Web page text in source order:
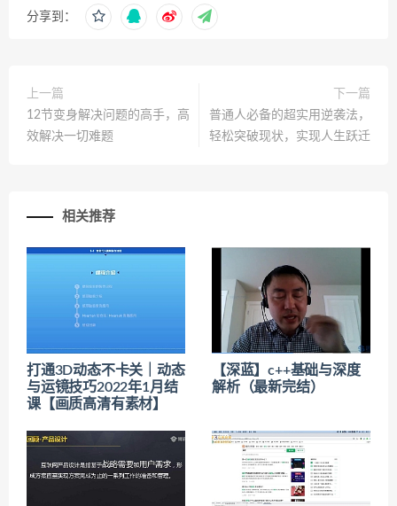
分享到：
上一篇
12节变身解决问题的高手，高
效解决一切难题
下一篇
普通人必备的超实用逆袭法，
轻松突破现状，实现人生跃迁
相关推荐
打通3D动态不卡关｜动态
与运镜技巧2022年1月结
课【画质高清有素材】
【深蓝】c++基础与深度
解析（最新完结）